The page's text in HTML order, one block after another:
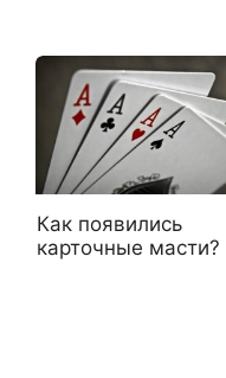
Как появились
карточные масти?